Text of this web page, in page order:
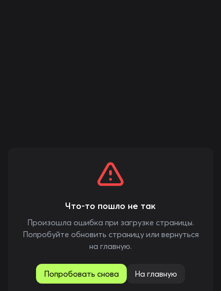
Что-то пошло не так
Произошла ошибка при загрузке страницы.
Попробуйте обновить страницу или вернуться
на главную.
Попробовать снова На главную